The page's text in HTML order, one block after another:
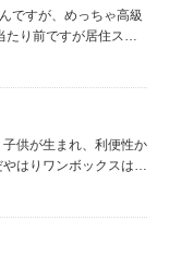
る。デザインもシンプ
ですが、めっちゃ高級
り前ですが居住スペ
すね。 主に10分程度
供が生まれ、利便性か
はりワンボックスは遅
なり、やっぱりある
存在を知らなくて、